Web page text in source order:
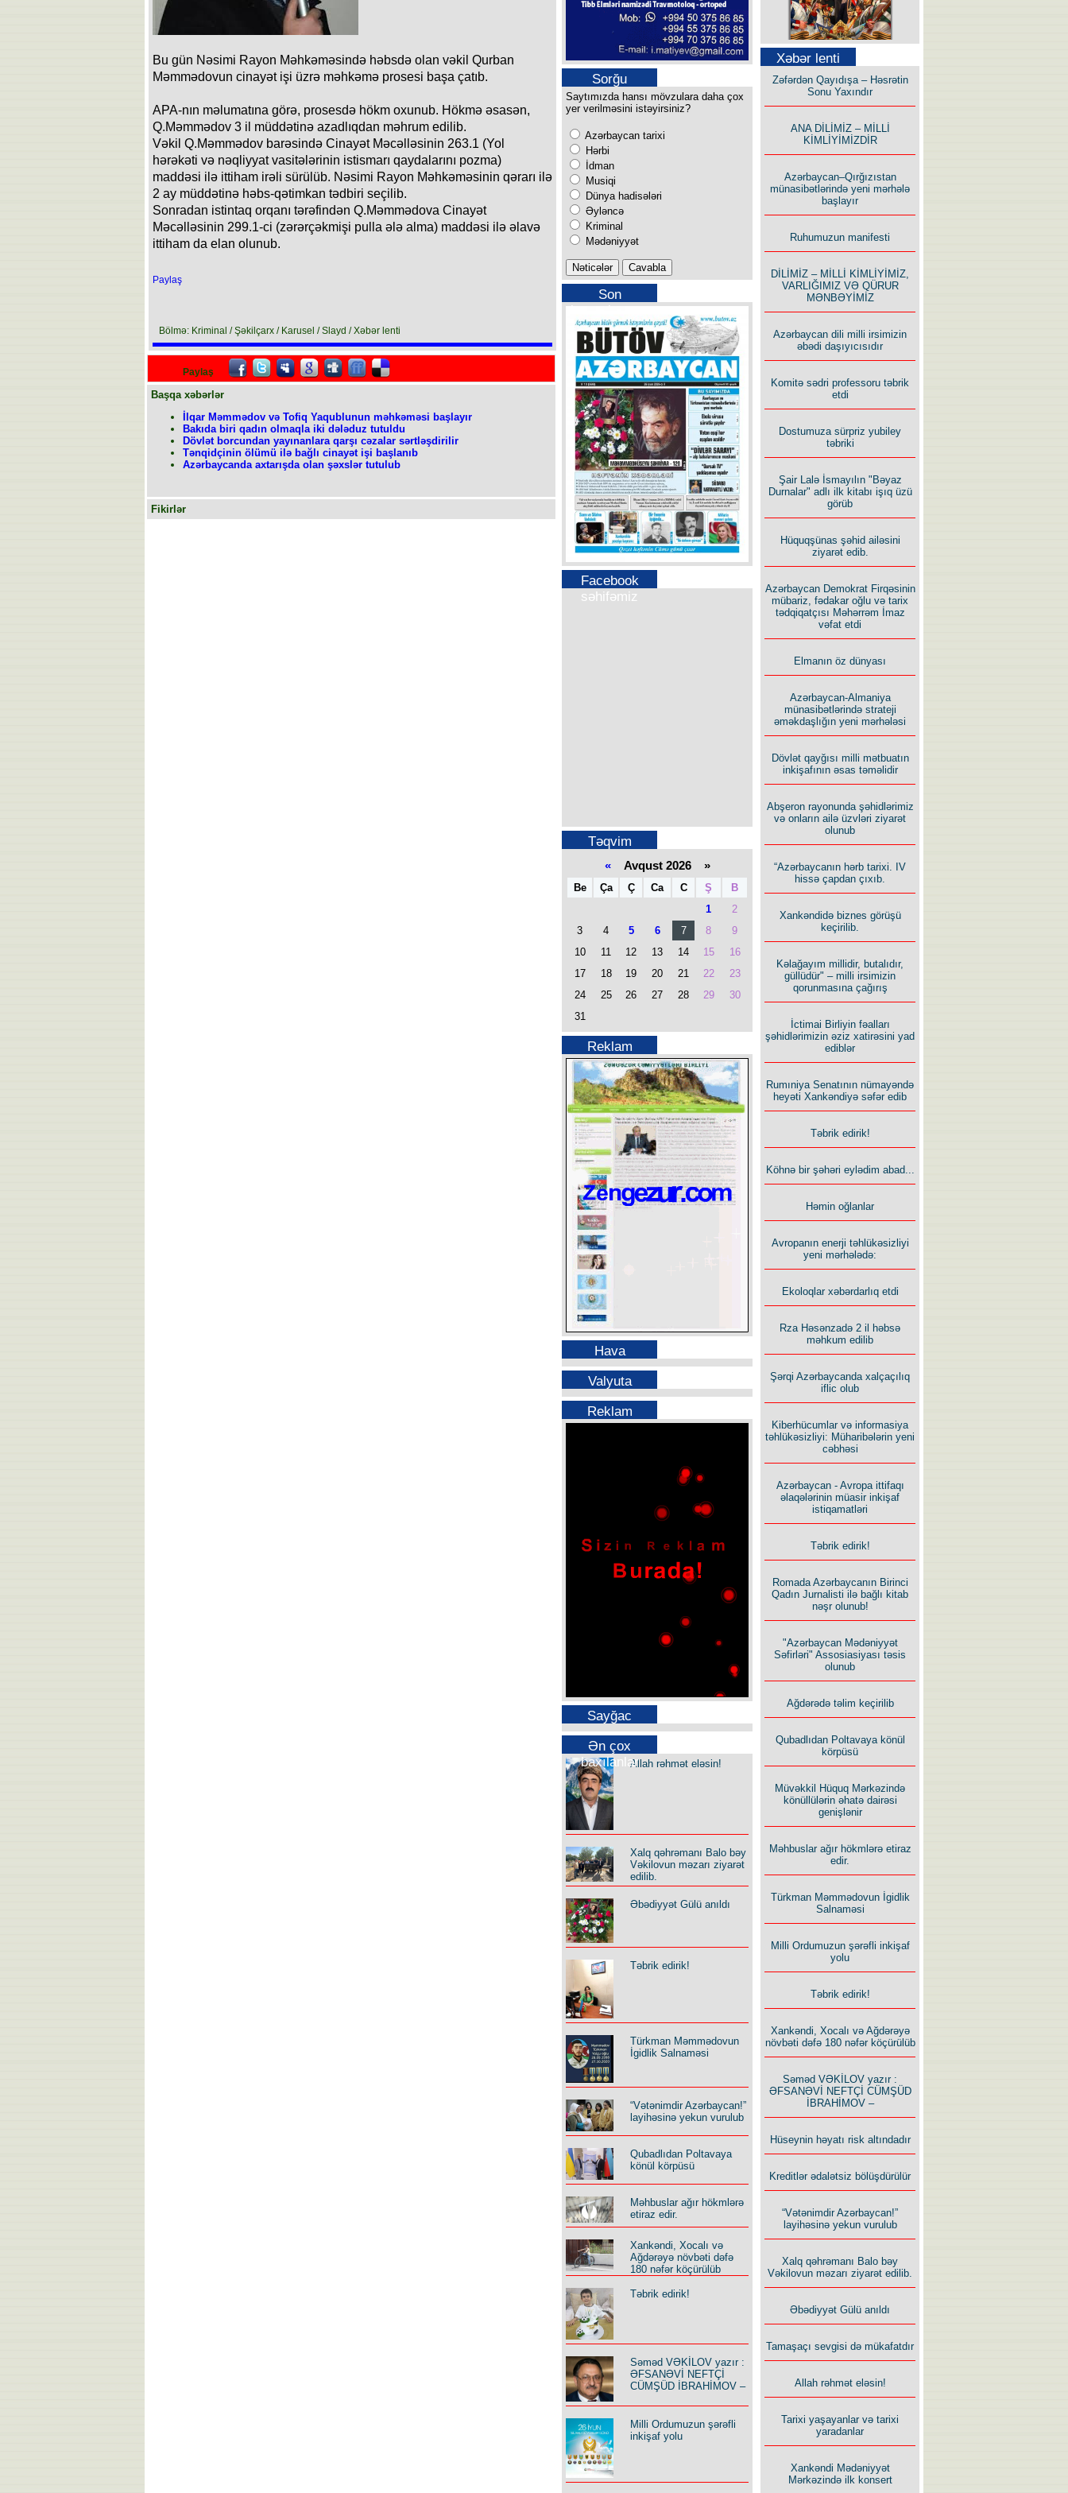
Bu gün Nəsimi Rayon Məhkəməsində həbsdə olan vəkil Qurban
Məmmədovun cinayət işi üzrə məhkəmə prosesi başa çatıb.
APA-nın məlumatına görə, prosesdə hökm oxunub. Hökmə əsasən,
Q.Məmmədov 3 il müddətinə azadlıqdan məhrum edilib.
Vəkil Q.Məmmədov barəsində Cinayət Məcəlləsinin 263.1 (Yol
hərəkəti və nəqliyyat vasitələrinin istismarı qaydalarını pozma)
maddəsi ilə ittiham irəli sürülüb. Nəsimi Rayon Məhkəməsinin qərarı ilə
2 ay müddətinə həbs-qətimkan tədbiri seçilib.
Sonradan istintaq orqanı tərəfindən Q.Məmmədova Cinayət
Məcəlləsinin 299.1-ci (zərərçəkmişi pulla ələ alma) maddəsi ilə əlavə
ittiham da elan olunub.
Paylaş
Bölmə: Kriminal / Şəkilçarx / Karusel / Slayd / Xəbər lenti
Paylaş
Başqa xəbərlər
İlqar Məmmədov və Tofiq Yaqublunun məhkəməsi başlayır
Bakıda biri qadın olmaqla iki dələduz tutuldu
Dövlət borcundan yayınanlara qarşı cəzalar sərtləşdirilir
Tənqidçinin ölümü ilə bağlı cinayət işi başlanıb
Azərbaycanda axtarışda olan şəxslər tutulub
Fikirlər
Sorğu
Saytımızda hansı mövzulara daha çox
yer verilməsini istəyirsiniz?
Azərbaycan tarixi
Hərbi
İdman
Musiqi
Dünya hadisələri
Əyləncə
Kriminal
Mədəniyyət
Son
buraxılışımız
Facebook
səhifəmiz
Təqvim
«Avqust 2026 »
Be Ça Ç Ca C Ş
B
1
2
3
4 5 6 7 8
9
10
11 12 13 14 15
16
17
18 19 20 21 22
23
24
25 26 27 28 29
30
31
Reklam
Hava
Valyuta
Reklam
Sayğac
Ən çox
baxılanlarAllah rəhmət eləsin!
Xalq qəhrəmanı Balo bəy
Vəkilovun məzarı ziyarət
edilib.
Əbədiyyət Gülü anıldı
Təbrik edirik!
Türkman Məmmədovun
İgidlik Salnaməsi
“Vətənimdir Azərbaycan!”
layihəsinə yekun vurulub
Qubadlıdan Poltavaya
könül körpüsü
Məhbuslar ağır hökmlərə
etiraz edir.
Xankəndi, Xocalı və
Ağdərəyə növbəti dəfə
180 nəfər köçürülüb
Təbrik edirik!
Səməd VƏKİLOV yazır :
ƏFSANƏVİ NEFTÇİ
CÜMŞÜD İBRAHİMOV –
Milli Ordumuzun şərəfli
inkişaf yolu
Səfər Alışarlı yazır
Uzun yolun Yolçusu
Bu yolda mən varam!
İlham İsmayıl yazır:
Rusiyanın süqutunu qaçılmaz
edən beş şərt
Xəbər lenti
Zəfərdən Qayıdışa – Həsrətin
Sonu Yaxındır
ANA DİLİMİZ – MİLLİ
KİMLİYİMİZDİR
Azərbaycan–Qırğızıstan
münasibətlərində yeni mərhələ
başlayır
Ruhumuzun manifesti
DİLİMİZ – MİLLİ KİMLİYİMİZ,
VARLIĞIMIZ VƏ QÜRUR
MƏNBƏYİMİZ
Azərbaycan dili milli irsimizin
əbədi daşıyıcısıdır
Komitə sədri professoru təbrik
etdi
Dostumuza sürpriz yubiley
təbriki
Şair Lalə İsmayılın "Bəyaz
Durnalar" adlı ilk kitabı işıq üzü
görüb
Hüquqşünas şəhid ailəsini
ziyarət edib.
Azərbaycan Demokrat Firqəsinin
mübariz, fədakar oğlu və tarix
tədqiqatçısı Məhərrəm İmaz
vəfat etdi
Elmanın öz dünyası
Azərbaycan-Almaniya
münasibətlərində strateji
əməkdaşlığın yeni mərhələsi
Dövlət qayğısı milli mətbuatın
inkişafının əsas təməlidir
Abşeron rayonunda şəhidlərimiz
və onların ailə üzvləri ziyarət
olunub
“Azərbaycanın hərb tarixi. IV
hissə çapdan çıxıb.
Xankəndidə biznes görüşü
keçirilib.
Kəlağayım millidir, butalıdır,
güllüdür" – milli irsimizin
qorunmasına çağırış
İctimai Birliyin fəalları
şəhidlərimizin əziz xatirəsini yad
ediblər
Rumıniya Senatının nümayəndə
heyəti Xankəndiyə səfər edib
Təbrik edirik!
Köhnə bir şəhəri eylədim abad...
Həmin oğlanlar
Avropanın enerji təhlükəsizliyi
yeni mərhələdə:
Ekoloqlar xəbərdarlıq etdi
Rza Həsənzadə 2 il həbsə
məhkum edilib
Şərqi Azərbaycanda xalçaçılıq
iflic olub
Kiberhücumlar və informasiya
təhlükəsizliyi: Müharibələrin yeni
cəbhəsi
Azərbaycan - Avropa ittifaqı
əlaqələrinin müasir inkişaf
istiqamatləri
Təbrik edirik!
Romada Azərbaycanın Birinci
Qadın Jurnalisti ilə bağlı kitab
nəşr olunub!
"Azərbaycan Mədəniyyət
Səfirləri" Assosiasiyası təsis
olunub
Ağdərədə təlim keçirilib
Qubadlıdan Poltavaya könül
körpüsü
Müvəkkil Hüquq Mərkəzində
könüllülərin əhatə dairəsi
genişlənir
Məhbuslar ağır hökmlərə etiraz
edir.
Türkman Məmmədovun İgidlik
Salnaməsi
Milli Ordumuzun şərəfli inkişaf
yolu
Təbrik edirik!
Xankəndi, Xocalı və Ağdərəyə
növbəti dəfə 180 nəfər köçürülüb
Səməd VƏKİLOV yazır :
ƏFSANƏVİ NEFTÇİ CÜMŞÜD
İBRAHİMOV –
Hüseynin həyatı risk altındadır
Kreditlər ədalətsiz bölüşdürülür
“Vətənimdir Azərbaycan!”
layihəsinə yekun vurulub
Xalq qəhrəmanı Balo bəy
Vəkilovun məzarı ziyarət edilib.
Əbədiyyət Gülü anıldı
Tamaşaçı sevgisi də mükafatdır
Allah rəhmət eləsin!
Tarixi yaşayanlar və tarixi
yaradanlar
Xankəndi Mədəniyyət
Mərkəzində ilk konsert